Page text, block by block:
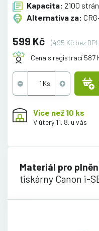
Kapacita: 2100
Alternativa za:
599 Kč
(495 Kč bez
Cena s registrací 587
Více než 10 ks
V úterý 11. 8. u vás
Materiál pro
tiskárny Canon i-